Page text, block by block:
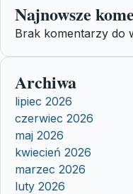
Najnowsze
Brak komentarzy do
Archiwa
lipiec 2026
czerwiec 2026
maj 2026
kwiecień 2026
marzec 2026
luty 2026